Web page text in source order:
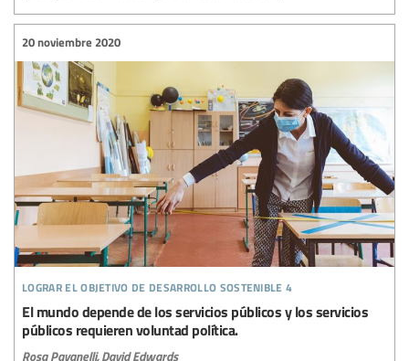
lograr el objetivo de desarrollo sostenible 4
20 noviembre 2020
El mundo depende de los servicios públicos y los servicios
públicos requieren voluntad política.
Rosa Pavanelli, David Edwards